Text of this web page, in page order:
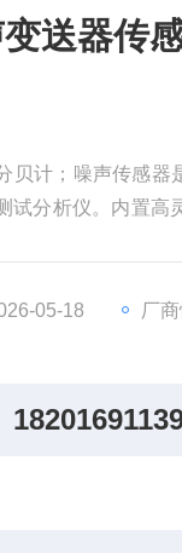
送器传
贝计；噪声传感
试分析仪。内置
05-18 厂